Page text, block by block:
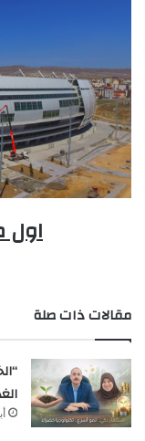
اول
مقالات ذات صلة